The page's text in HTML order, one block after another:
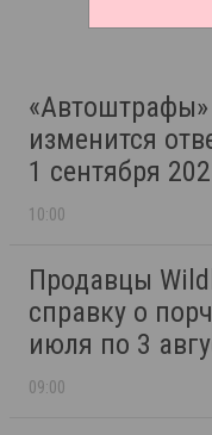
изменится
1 сентября
10:00
Продавцы
справку о
июля по 3
09:00